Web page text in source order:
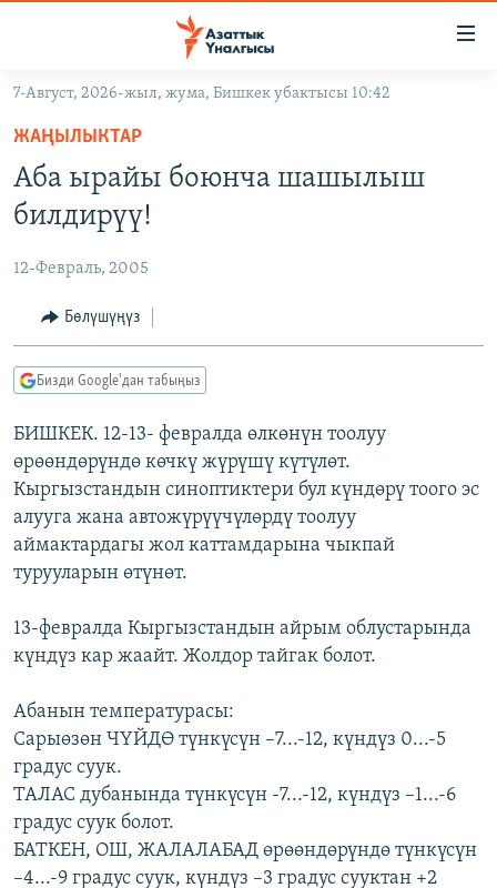
Навигацияга
өтүңүз
Издөөгө
салыңыз
КЫРГЫЗСТАН
КЫРГЫЗСТАН
ЭКОНОМИКА
МАДАНИЯТ
ДҮЙНӨ
БОРБОР АЗИЯ
УКРАИНА
АТАЙЫН ИЛИКТӨӨ
ТВ ПРОГРАММАЛАР
ЭКСПЕРТТЕР ТАЛДАЙТ
БИЗ ЖАНА ДҮЙНӨ
ДАНИСТЕ
ЭЖЕ-СИҢДИЛЕР
АЗАТТЫК+
ӨЗГӨЧӨ ПИКИР
Русский
ОНЛАЙН ШЕРИНЕ
ЭЕ/АРнун бардык сайттары
7-Август, 2026-жыл, жума, Бишкек убактысы 10:42
ЖАҢЫЛЫКТАР
Аба ырайы боюнча шашылыш
билдирүү!
12-Февраль, 2005
Бөлүшүңүз
Бизди Google'дан табыңыз
БИШКЕК. 12-13- февралда өлкөнүн тоолуу
өрөөндөрүндө көчкү жүрүшү күтүлөт.
Кыргызстандын синоптиктери бул күндөрү тоого эс
алууга жана автожүрүүчүлөрдү тоолуу
аймактардагы жол каттамдарына чыкпай
турууларын өтүнөт.
13-февралда Кыргызстандын айрым облустарында
күндүз кар жаайт. Жолдор тайгак болот.
Абанын температурасы:
Сарыөзөн ЧҮЙДӨ түнкүсүн –7...-12, күндүз 0...-5
градус суук.
ТАЛАС дубанында түнкүсүн -7...-12, күндүз –1...-6
градус суук болот.
БАТКЕН, ОШ, ЖАЛАЛАБАД өрөөндөрүндө түнкүсүн
–4...-9 градус суук, күндүз –3 градус сууктан +2